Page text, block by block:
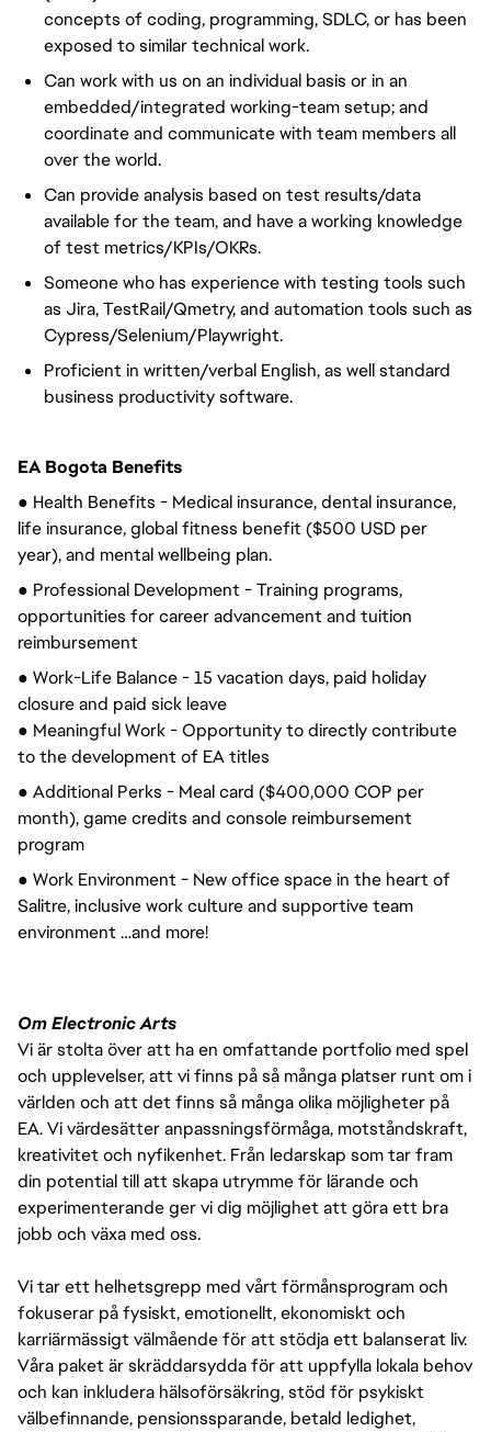
concepts of coding, programming, SDLC, or has been
exposed to similar technical work.
Can work with us on an individual basis or in an
embedded/integrated working-team setup; and
coordinate and communicate with team members all
over the world.
Can provide analysis based on test results/data
available for the team, and have a working knowledge
of test metrics/KPIs/OKRs.
Someone who has experience with testing tools such
as Jira, TestRail/Qmetry, and automation tools such as
Cypress/Selenium/Playwright.
Proficient in written/verbal English, as well standard
business productivity software.
EA Bogota Benefits
● Health Benefits - Medical insurance, dental insurance,
life insurance, global fitness benefit ($500 USD per
year), and mental wellbeing plan.
● Professional Development - Training programs,
opportunities for career advancement and tuition
reimbursement
● Work-Life Balance - 15 vacation days, paid holiday
closure and paid sick leave
● Meaningful Work - Opportunity to directly contribute
to the development of EA titles
● Additional Perks - Meal card ($400,000 COP per
month), game credits and console reimbursement
program
● Work Environment - New office space in the heart of
Salitre, inclusive work culture and supportive team
environment …and more!
Om Electronic Arts
Vi är stolta över att ha en omfattande portfolio med spel
och upplevelser, att vi finns på så många platser runt om i
världen och att det finns så många olika möjligheter på
EA. Vi värdesätter anpassningsförmåga, motståndskraft,
kreativitet och nyfikenhet. Från ledarskap som tar fram
din potential till att skapa utrymme för lärande och
experimenterande ger vi dig möjlighet att göra ett bra
jobb och växa med oss.
Vi tar ett helhetsgrepp med vårt förmånsprogram och
fokuserar på fysiskt, emotionellt, ekonomiskt och
karriärmässigt välmående för att stödja ett balanserat liv.
Våra paket är skräddarsydda för att uppfylla lokala behov
och kan inkludera hälsoförsäkring, stöd för psykiskt
välbefinnande, pensionssparande, betald ledighet,